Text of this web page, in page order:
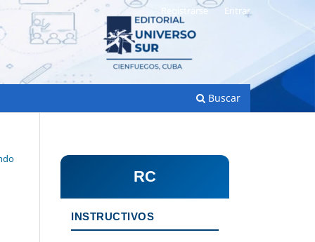
Buscar
Registrarse Entrar
RC
INSTRUCTIVOS